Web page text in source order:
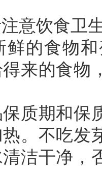
饮食卫生
食物和
来的食物
期和保质
。不吃发
洁干净，